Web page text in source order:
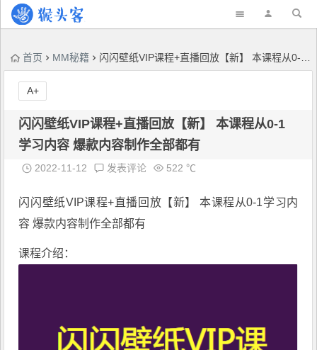
首页 MM秘籍 闪闪壁纸VIP课程+直播回放【新】 本课程从0-1学习内容 爆款内容制作全部都有
闪闪壁纸VIP课程+直播回放【新】 本课程从0-1
学习内容 爆款内容制作全部都有
2022-11-12 发表评论 522 ℃
闪闪壁纸VIP课程+直播回放【新】 本课程从0-1学习内
容 爆款内容制作全部都有
课程介绍：
A+